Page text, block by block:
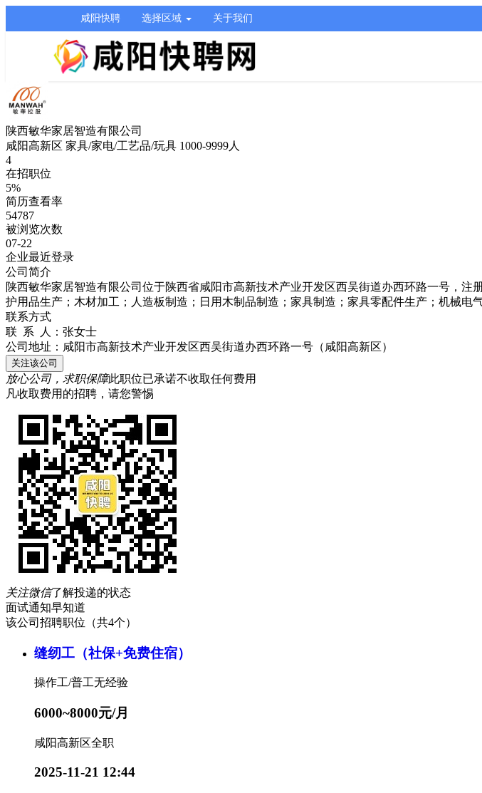
咸阳快聘 选择区域 关于我们
陕西敏华家居智造有限公司
咸阳高新区 家具/家电/工艺品/玩具 1000-9999人
4
在招职位
5%
简历查看率
54787
被浏览次数
07-22
企业最近登录
公司简介
陕西敏华家居智造有限公司位于陕西省咸阳市高新技术产业开发区西吴街道办西环路一号，注
护用品生产；木材加工；人造板制造；日用木制品制造；家具制造；家具零配件生产；机械电
联系方式
联 系 人： 张女士
公司地址： 咸阳市高新技术产业开发区西吴街道办西环路一号（咸阳高新区）
关注该公司
放心公司，求职保障此职位已承诺不收取任何费用
凡收取费用的招聘，请您警惕
关注微信了解投递的状态
面试通知早知道
该公司招聘职位 （共4个）
缝纫工（社保+免费住宿）
操作工/普工无经验
6000~8000元/月
咸阳高新区全职
2025-11-21 12:44